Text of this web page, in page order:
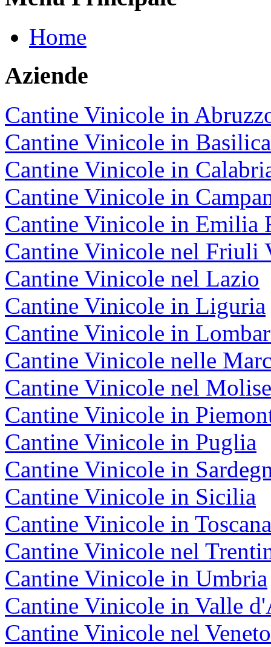
Home
Aziende
Cantine Vinicole in
Cantine Vinicole in
Cantine Vinicole in
Cantine Vinicole in
Cantine Vinicole in Emilia
Cantine Vinicole nel Friuli
Cantine Vinicole nel Lazio
Cantine Vinicole in Liguria
Cantine Vinicole in
Cantine Vinicole nelle
Cantine Vinicole nel Molise
Cantine Vinicole in
Cantine Vinicole in Puglia
Cantine Vinicole in
Cantine Vinicole in Sicilia
Cantine Vinicole in Toscana
Cantine Vinicole nel
Cantine Vinicole in Umbria
Cantine Vinicole in Valle
Cantine Vinicole nel Veneto